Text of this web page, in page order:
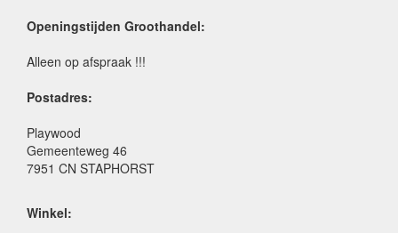
Openingstijden Groothandel:
Alleen op afspraak !!!
Postadres:
Playwood
Gemeenteweg 46
7951 CN STAPHORST
Winkel: